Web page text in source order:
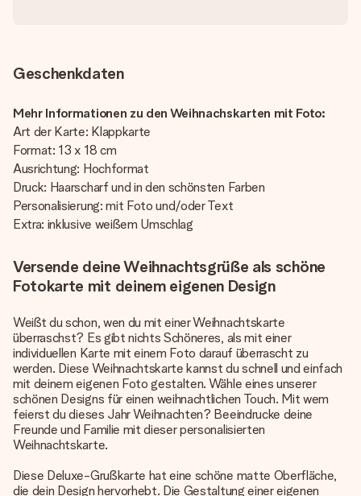
Geschenkdaten
Mehr Informationen zu den Weihnachskarten mit Foto:
Art der Karte: Klappkarte
Format: 13 x 18 cm
Ausrichtung: Hochformat
Druck: Haarscharf und in den schönsten Farben
Personalisierung: mit Foto und/oder Text
Extra: inklusive weißem Umschlag
Versende deine Weihnachtsgrüße als schöne
Fotokarte mit deinem eigenen Design
Weißt du schon, wen du mit einer Weihnachtskarte
überraschst? Es gibt nichts Schöneres, als mit einer
individuellen Karte mit einem Foto darauf überrascht zu
werden. Diese Weihnachtskarte kannst du schnell und einfach
mit deinem eigenen Foto gestalten. Wähle eines unserer
schönen Designs für einen weihnachtlichen Touch. Mit wem
feierst du dieses Jahr Weihnachten? Beeindrucke deine
Freunde und Familie mit dieser personalisierten
Weihnachtskarte.
Diese Deluxe-Grußkarte hat eine schöne matte Oberfläche,
die dein Design hervorhebt. Die Gestaltung einer eigenen